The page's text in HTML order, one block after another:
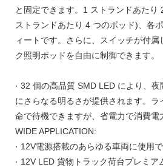
と固定できます。1 ストランドあたり
ストランドあたり 4 つのポッド)、各
ィートです。さらに、スイッチが付属
ク照明ポッドを自由に制御できます。
· 32 個の高品質 SMD LED により、
にさらなる明るさが提供されます。
命で待機できますが、省電力で消費電
WIDE APPLICATION:
· 12V電源搭載のあらゆる車両に使用で
· 12V LED 貨物トラック荷台プレミア